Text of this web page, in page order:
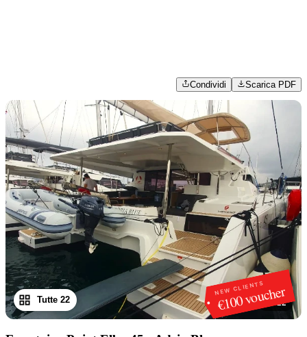
Condividi Scarica PDF
NEW CLIENTS
€100 voucher
1/22
Tutte 22